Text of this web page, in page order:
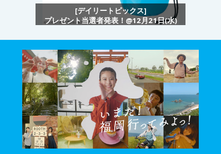
[デイリートピックス]
プレゼント当選者発表！@12月21日(水)